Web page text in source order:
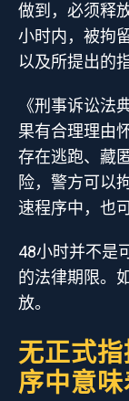
做到，必须释
小时内，被拘
以及所提出的
《刑事诉讼法
果有合理理由
存在逃跑、藏
险，警方可以
速程序中，也
48小时并不是
的法律期限。
放。
无正式
序中意味